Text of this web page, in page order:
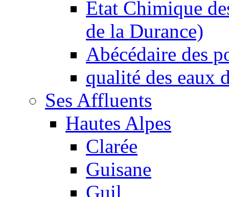
Etat Chimique
de la Durance)
Abécédaire des
qualité des eaux
Ses Affluents
Hautes Alpes
Clarée
Guisane
Guil